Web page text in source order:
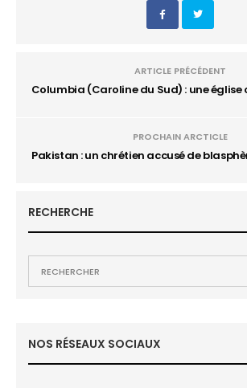
ARTICLE PRÉCÉDENT
Columbia (Caroline du Sud) : une église
PROCHAIN ARCTICLE
Pakistan : un chrétien accusé de
RECHERCHE
NOS RÉSEAUX SOCIAUX